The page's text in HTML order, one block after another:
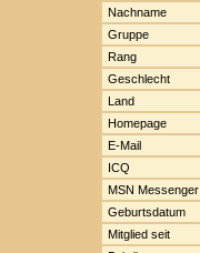
Nachname
Gruppe
Rang
Geschlecht
Land
Homepage
E-Mail
ICQ
MSN Messenger
Geburtsdatum
Mitglied seit